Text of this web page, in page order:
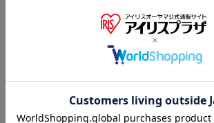
※当商品はお取り寄せ品の為、在庫の確認
までお時間を頂く場合がございます。
また、商品がメーカーにて完売となってい
商品はアイリスプラザがセレクトしたオス